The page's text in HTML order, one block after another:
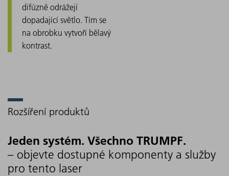
difúzně odrážejí
dopadající světlo. Tím se
na obrobku vytvoří bělavý
kontrast.
Rozšíření produktů
Jeden systém. Všechno TRUMPF.
– objevte dostupné komponenty a služby
pro tento laser